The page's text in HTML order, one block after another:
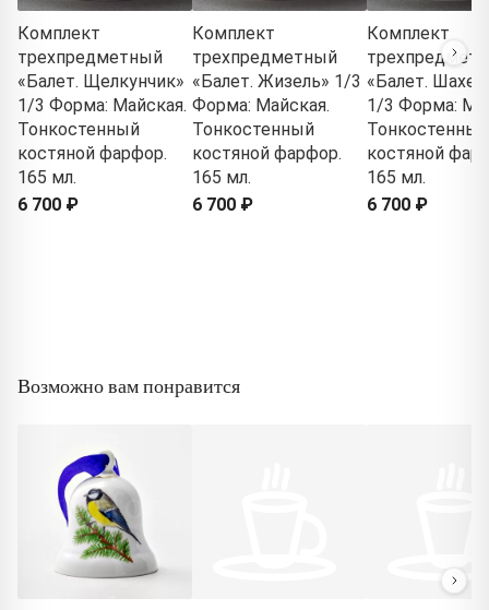
Комплект
трехпредметный
«Балет. Щелкунчик»
1/3 Форма: Майская.
Тонкостенный
костяной фарфор.
165 мл.
6 700 ₽
Комплект
трехпредметный
«Балет. Жизель» 1/3
Форма: Майская.
Тонкостенный
костяной фарфор.
165 мл.
6 700 ₽
Комплект
«Балет.
1/3 Форма:
Тонкостенный
костяной
165 мл.
6 700 ₽
Возможно вам понравится